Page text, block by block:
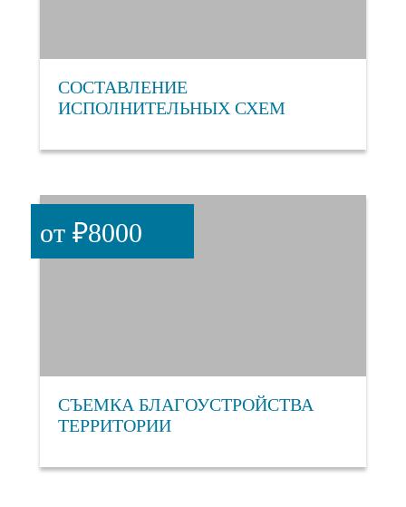
СОСТАВЛЕНИЕ
ИСПОЛНИТЕЛЬНЫХ СХЕМ
СЪЕМКА БЛАГОУСТРОЙСТВА
ТЕРРИТОРИИ
от ₽8000